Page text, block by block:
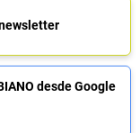
desde Google